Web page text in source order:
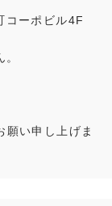
ーポビル4F
願い申し上げま